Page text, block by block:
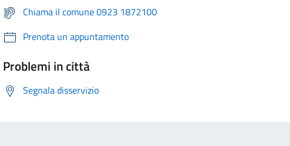
Chiama il comune 0923 1872100
Prenota un appuntamento
Problemi in città
Segnala disservizio